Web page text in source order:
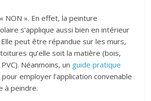
NON ». En effet, la peinture
s’applique aussi bien en intérieur
peut être répandue sur les murs,
qu’elle soit la matière (bois,
Néanmoins, un guide pratique
employer l’application convenable
à peindre.